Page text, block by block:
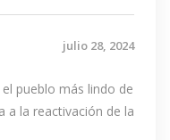
julio 28, 2024
pueblo más lindo de
a la reactivación de la